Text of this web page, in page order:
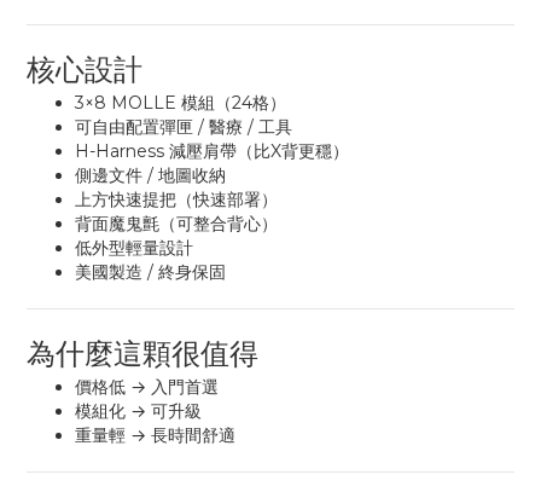
核心設計
3×8 MOLLE 模組（24格）
可自由配置彈匣 / 醫療 / 工具
H-Harness 減壓肩帶（比X背更穩）
側邊文件 / 地圖收納
上方快速提把（快速部署）
背面魔鬼氈（可整合背心）
低外型輕量設計
美國製造 / 終身保固
為什麼這顆很值得
價格低 → 入門首選
模組化 → 可升級
重量輕 → 長時間舒適